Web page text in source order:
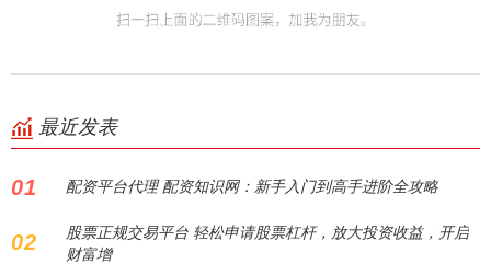
最近发表
01 配资平台代理 配资知识网：新手入门到高手进阶全攻略
02
股票正规交易平台 轻松申请股票杠杆，放大投资收益，开启
财富增